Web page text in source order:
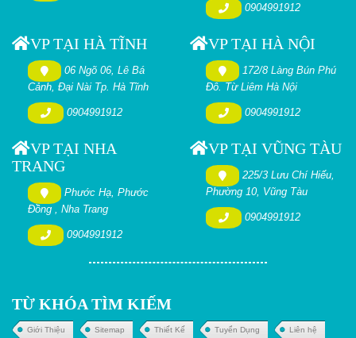
0904991912
VP TẠI HÀ TĨNH
06 Ngõ 06, Lê Bá
Cảnh, Đại Nài Tp. Hà Tĩnh
0904991912
VP TẠI HÀ NỘI
172/8 Làng Bún Phú
Đô. Từ Liêm Hà Nội
0904991912
VP TẠI NHA
TRANG
Phước Hạ, Phước
Đồng , Nha Trang
0904991912
VP TẠI VŨNG TÀU
225/3 Lưu Chí Hiếu,
Phường 10, Vũng Tàu
0904991912
TỪ KHÓA TÌM KIẾM
Giới Thiệu Sitemap Thiết Kế Tuyển Dụng Liên hệ